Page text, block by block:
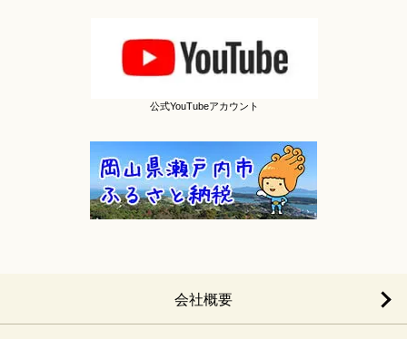
公式YouTubeアカウント
会社概要